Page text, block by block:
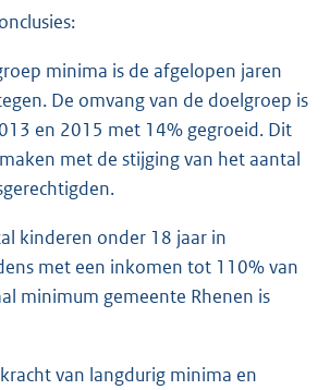
minima is de afgelopen jaren
De omvang van de doelgroep is
en 2015 met 14% gegroeid. Dit
met de stijging van het aantal
kinderen onder 18 jaar in
met een inkomen tot 110% van
minimum gemeente Rhenen is
van langdurig minima en